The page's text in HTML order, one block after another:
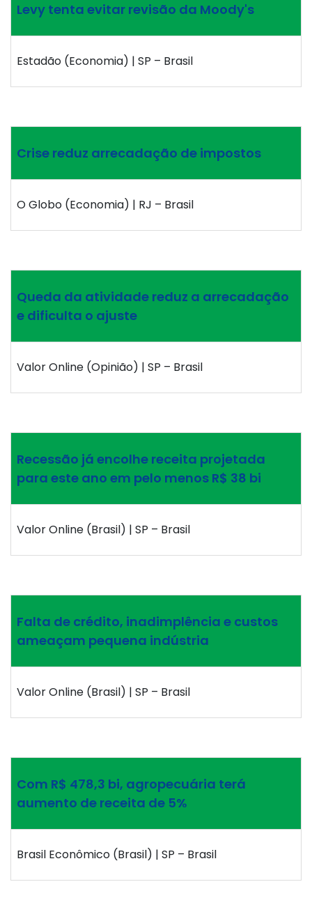
Levy tenta evitar revisão da Moody's
Estadão (Economia) | SP – Brasil
Crise reduz arrecadação de impostos
O Globo (Economia) | RJ – Brasil
Queda da atividade reduz a arrecadação
e dificulta o ajuste
Valor Online (Opinião) | SP – Brasil
Recessão já encolhe receita projetada
para este ano em pelo menos R$ 38 bi
Valor Online (Brasil) | SP – Brasil
Falta de crédito, inadimplência e custos
ameaçam pequena indústria
Valor Online (Brasil) | SP – Brasil
Com R$ 478,3 bi, agropecuária terá
aumento de receita de 5%
Brasil Econômico (Brasil) | SP – Brasil